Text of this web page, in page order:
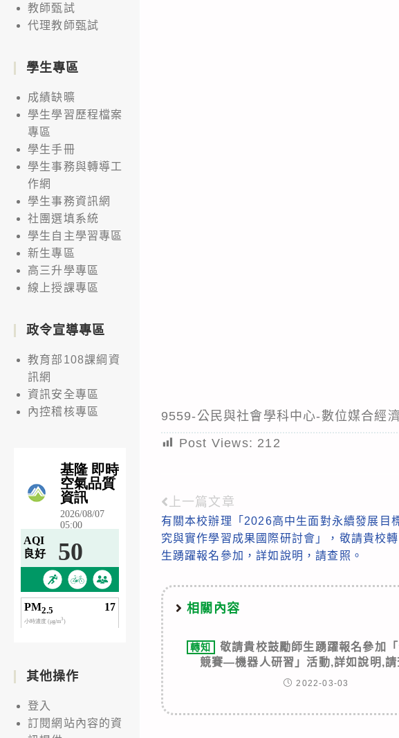
9559-公民與社會學科中心-數位媒合經
Post Views: 212
Read
more
articles
上一篇文章
有關本校辦理「2026高中生面對永續發展目
究與實作學習成果國際研討會」，敬請貴校
生踴躍報名參加，詳如說明，請查照。
相關內容
轉知
敬請貴校鼓勵師生踴躍報名參加
競賽—機器人研習」活動,詳如說明,請
2022-03-03
教師甄試
代理教師甄試
學生專區
成績缺曠
學生學習歷程檔案
專區
學生手冊
學生事務與轉導工
作網
學生事務資訊網
社團選填系統
學生自主學習專區
新生專區
高三升學專區
線上授課專區
政令宣導專區
教育部108課綱資
訊網
資訊安全專區
內控稽核專區
其他操作
登入
訂閱網站內容的資